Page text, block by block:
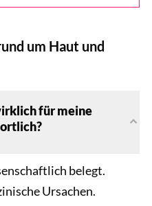
um Haut und
für meine
belegt.
Ursachen.